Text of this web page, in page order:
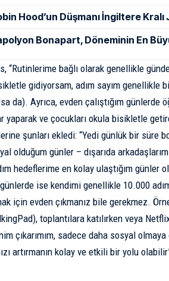
Hood’un Düşmanı İngiltere
Bonapart, Döneminin En
“Rutinlerime bağlı olarak genellikle
gidiyorsam, adım sayım genellikle
da). Ayrıca, evden çalıştığım
yaparak ve çocukları okula bisikletle
şunları ekledi: “Yedi günlük bir süre
olduğum günler – dışarıda
hedeflerime en kolay ulaştığım
günlerde ise kendimi genellikle 10.000
için evden çıkmanız bile gerekmez.
toplantılara katılırken veya
çıkarımım, sadece daha sosyal
artırmanın kolay ve etkili bir yolu